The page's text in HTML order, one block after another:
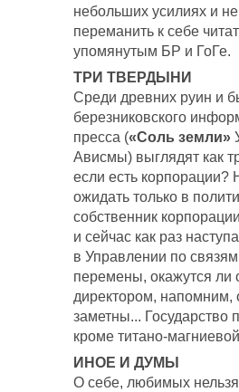
небольших усилиях и
переманить к себе
упомянутым БР и ГоГе.
ТРИ ТВЕРДЫНИ
Среди древних руин и
березниковского
пресса («Соль земли»
Ависмы) выглядят как
если есть
ожидать только в
собственник
и сейчас как раз
в Управлении по
перемены, окажутся ли
директором, напомним,
заметны... Государство
кроме титано-
ИНОЕ И ДУМЫ
О себе, любимых нельзя